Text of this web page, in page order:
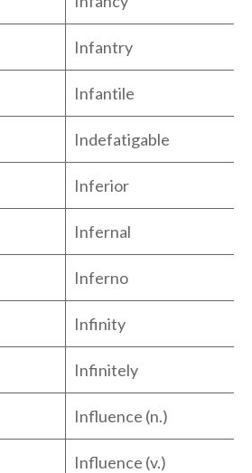
Infantry
Infantile
Indefatigable
Inferior
Infernal
Inferno
Infinity
Infinitely
Influence (n.)
Influence (v.)